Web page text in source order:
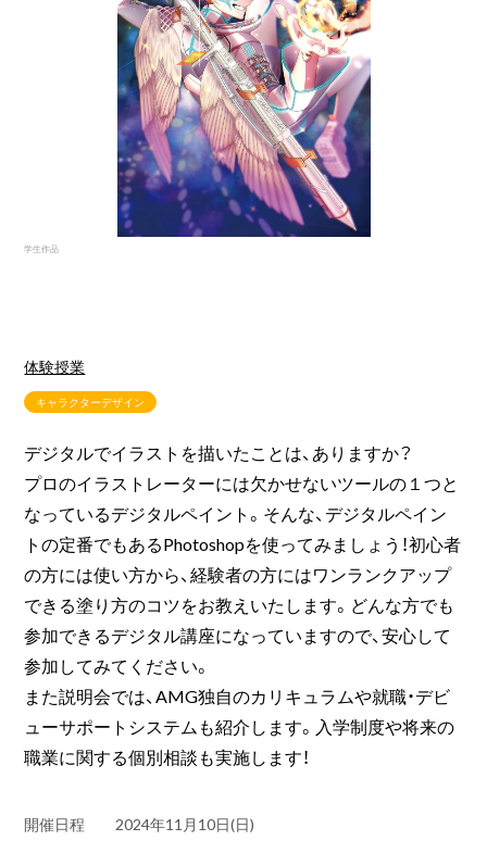
学生作品
体験授業
キャラクターデザイン
デジタルでイラストを描いたことは、ありますか？
プロのイラストレーターには欠かせないツールの１つと
なっているデジタルペイント。そんな、デジタルペイン
トの定番でもあるPhotoshopを使ってみましょう！初心者
の方には使い方から、経験者の方にはワンランクアップ
できる塗り方のコツをお教えいたします。どんな方でも
参加できるデジタル講座になっていますので、安心して
参加してみてください。
また説明会では、AMG独自のカリキュラムや就職・デビ
ューサポートシステムも紹介します。入学制度や将来の
職業に関する個別相談も実施します！
開催日程
2024年11月10日(日)